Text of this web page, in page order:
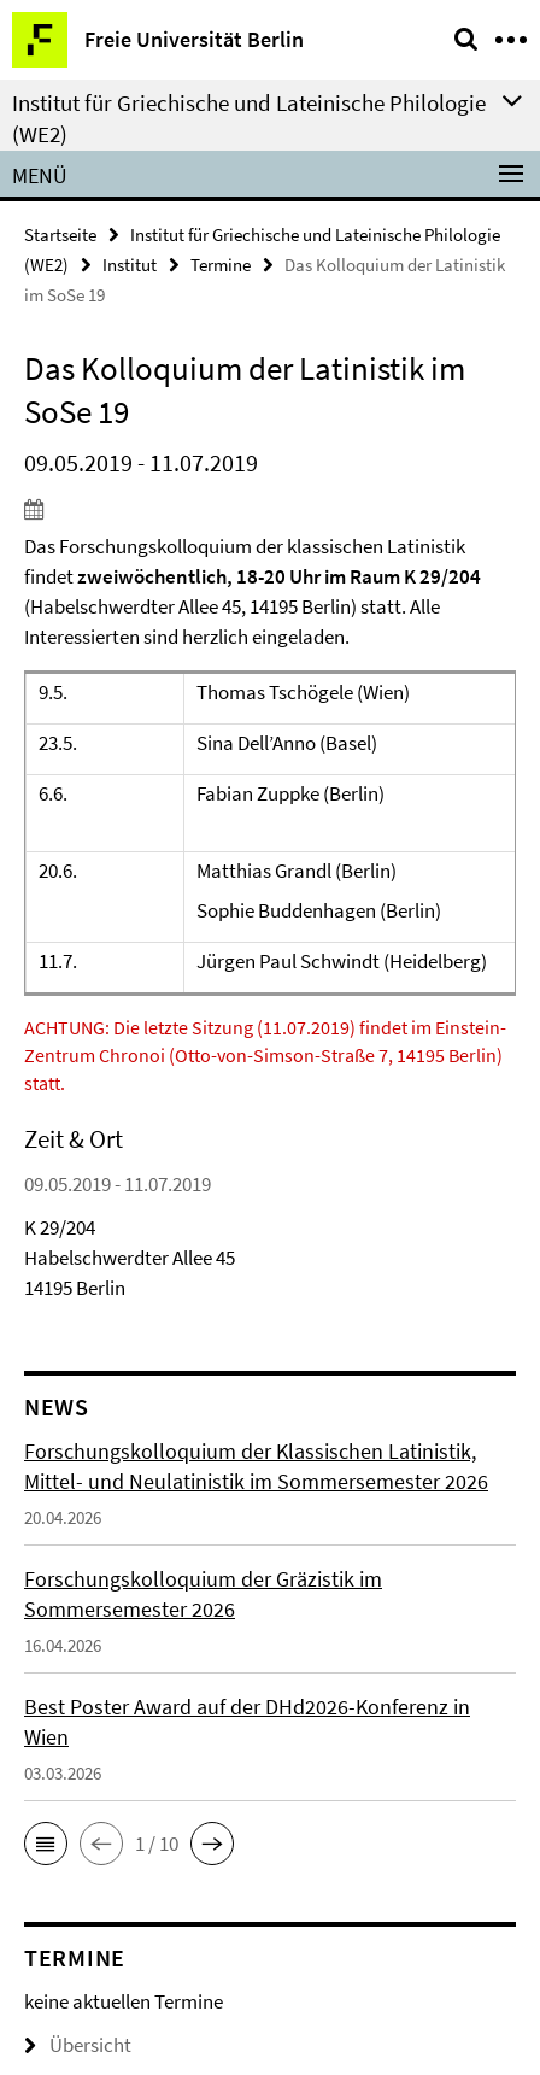
Springe
direkt
zu
Inhalt
Freie Universität Berlin
Service-
Navigation
Institut für Griechische und Lateinische Philologie
(WE2)
MENÜ
Startseite
Institut für Griechische und Lateinische Philologie
(WE2)
Institut Termine
Das Kolloquium der Latinistik
im SoSe 19
Das Kolloquium der Latinistik im
SoSe 19
09.05.2019 - 11.07.2019
Das Forschungskolloquium der klassischen Latinistik
findetzweiwöchentlich, 18-20 Uhr im Raum K 29/204
(Habelschwerdter Allee 45, 14195 Berlin) statt. Alle
Interessierten sind herzlich eingeladen.
9.5.
Thomas Tschögele (Wien)
23.5.
Sina Dell’Anno (Basel)
6.6.
Fabian Zuppke (Berlin)
20.6.
Matthias Grandl (Berlin)
Sophie Buddenhagen (Berlin)
11.7.
Jürgen Paul Schwindt (Heidelberg)
ACHTUNG: Die letzte Sitzung (11.07.2019) findet im Einstein-
Zentrum Chronoi (Otto-von-Simson-Straße 7, 14195 Berlin)
statt.
Zeit & Ort
09.05.2019 - 11.07.2019
K 29/204
Habelschwerdter Allee 45
14195 Berlin
NEWS
Forschungskolloquium der Klassischen Latinistik,
Mittel- und Neulatinistik im Sommersemester 2026
20.04.2026
Forschungskolloquium der Gräzistik im
Sommersemester 2026
16.04.2026
Best Poster Award auf der DHd2026-Konferenz in
Wien
03.03.2026
1 / 10
TERMINE
keine aktuellen Termine
Übersicht